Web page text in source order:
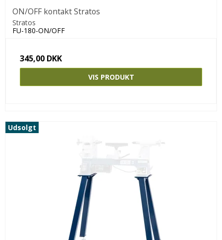
ON/OFF kontakt Stratos
Stratos
FU-180-ON/OFF
345,00 DKK
VIS PRODUKT
Udsolgt